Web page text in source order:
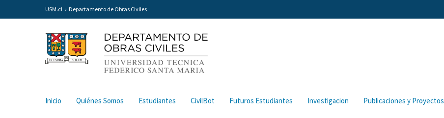
USM.cl Departamento de Obras Civiles
Inicio Quiénes Somos Estudiantes CivilBot Futuros Estudiantes Investigacion Publicaciones y Proyectos